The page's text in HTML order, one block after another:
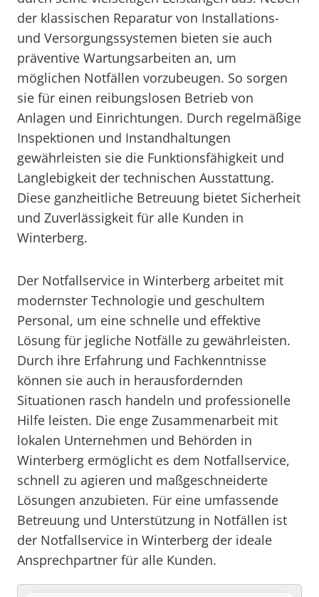
der klassischen Reparatur von Installations-
und Versorgungssystemen bieten sie auch
präventive Wartungsarbeiten an, um
möglichen Notfällen vorzubeugen. So sorgen
sie für einen reibungslosen Betrieb von
Anlagen und Einrichtungen. Durch regelmäßige
Inspektionen und Instandhaltungen
gewährleisten sie die Funktionsfähigkeit und
Langlebigkeit der technischen Ausstattung.
Diese ganzheitliche Betreuung bietet Sicherheit
und Zuverlässigkeit für alle Kunden in
Winterberg.
Der Notfallservice in Winterberg arbeitet mit
modernster Technologie und geschultem
Personal, um eine schnelle und effektive
Lösung für jegliche Notfälle zu gewährleisten.
Durch ihre Erfahrung und Fachkenntnisse
können sie auch in herausfordernden
Situationen rasch handeln und professionelle
Hilfe leisten. Die enge Zusammenarbeit mit
lokalen Unternehmen und Behörden in
Winterberg ermöglicht es dem Notfallservice,
schnell zu agieren und maßgeschneiderte
Lösungen anzubieten. Für eine umfassende
Betreuung und Unterstützung in Notfällen ist
der Notfallservice in Winterberg der ideale
Ansprechpartner für alle Kunden.